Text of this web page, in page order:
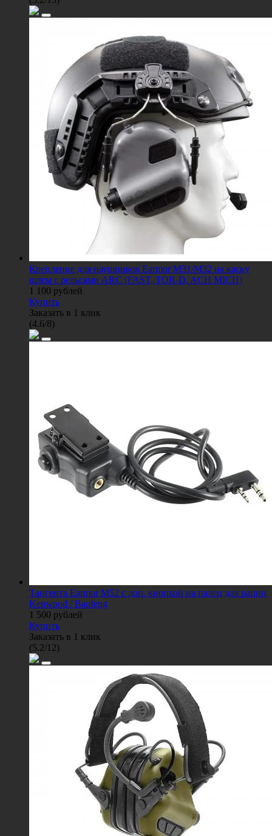
Крепление для наушников Earmor M31/M32 на каску
шлем с рельсами ARC (FAST, TOR-D, ACH MICH)
1 100 рублей
Купить
Заказать в 1 клик
(4.6/8)
Тангента Earmor M52 с доп. кнопкой на палец для рации
Kenwood / Baofeng
1 500 рублей
Купить
Заказать в 1 клик
(5.2/12)